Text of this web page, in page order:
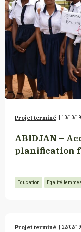
Projet terminé | 10/10/19
ABIDJAN –
planification
Education Egalité
Projet terminé 22/02/19